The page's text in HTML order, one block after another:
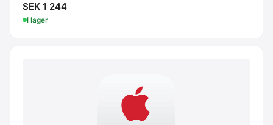
SEK 1 244
I lager